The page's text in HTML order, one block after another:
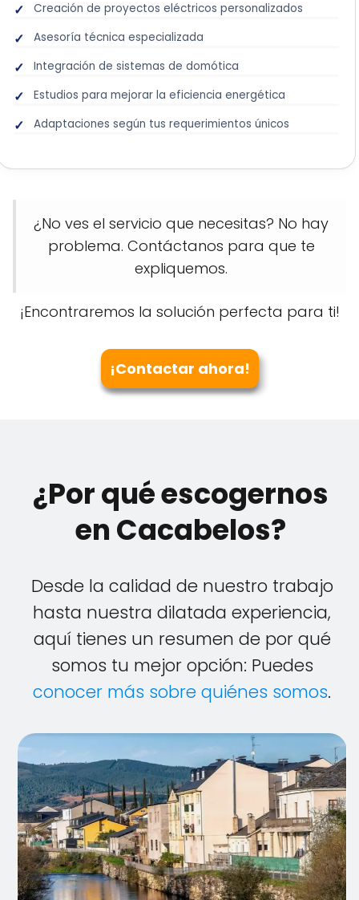
Creación de proyectos eléctricos personalizados
Asesoría técnica especializada
Integración de sistemas de domótica
Estudios para mejorar la eficiencia energética
Adaptaciones según tus requerimientos únicos
¿No ves el servicio que necesitas? No hay
problema. Contáctanos para que te
expliquemos.
¡Encontraremos la solución perfecta para ti!
¡Contactar ahora!
¿Por qué escogernos
en Cacabelos?
Desde la calidad de nuestro trabajo
hasta nuestra dilatada experiencia,
aquí tienes un resumen de por qué
somos tu mejor opción: Puedes
conocer más sobre quiénes somos.